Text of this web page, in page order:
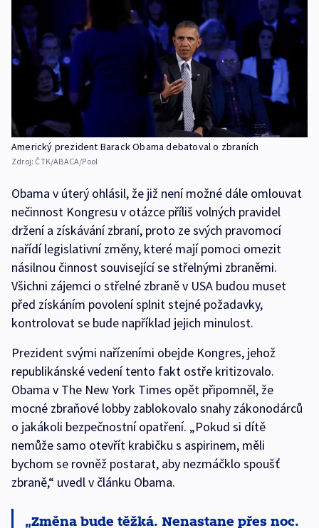
Americký prezident Barack Obama debatoval o zbraních
Zdroj: ČTK/ABACA/Pool
Obama v úterý ohlásil, že již není možné dále omlouvat
nečinnost Kongresu v otázce příliš volných pravidel
držení a získávání zbraní, proto ze svých pravomocí
nařídí legislativní změny, které mají pomoci omezit
násilnou činnost související se střelnými zbraněmi.
Všichni zájemci o střelné zbraně v USA budou muset
před získáním povolení splnit stejné požadavky,
kontrolovat se bude například jejich minulost.
Prezident svými nařízeními obejde Kongres, jehož
republikánské vedení tento fakt ostře kritizovalo.
Obama v The New York Times opět připomněl, že
mocné zbraňové lobby zablokovalo snahy zákonodárců
o jakákoli bezpečnostní opatření. „Pokud si dítě
nemůže samo otevřít krabičku s aspirinem, měli
bychom se rovněž postarat, aby nezmáčklo spoušť
zbraně,“ uvedl v článku Obama.
Změna bude těžká. Nenastane přes noc.